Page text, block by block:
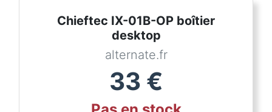
Chieftec IX-01B-OP boîtier
desktop
alternate.fr
33 €